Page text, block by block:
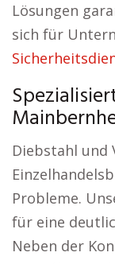
Lösungen
sich für
Diebstahl und
Probleme.
für eine
Neben der